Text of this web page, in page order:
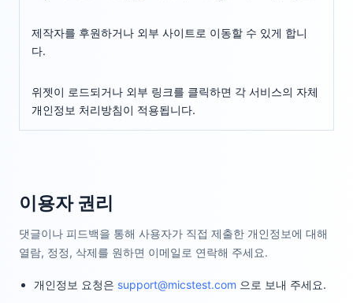
제작자를 후원하거나 외부 사이트로 이동할 수 있게 합니
다.
위젯이 로드되거나 외부 링크를 클릭하면 각 서비스의 자체
개인정보 처리방침이 적용됩니다.
이용자 권리
댓글이나 피드백을 통해 사용자가 직접 제출한 개인정보에 대해
열람, 정정, 삭제를 원하면 이메일로 연락해 주세요.
개인정보 요청은 support@micstest.com 으로 보내 주세요.